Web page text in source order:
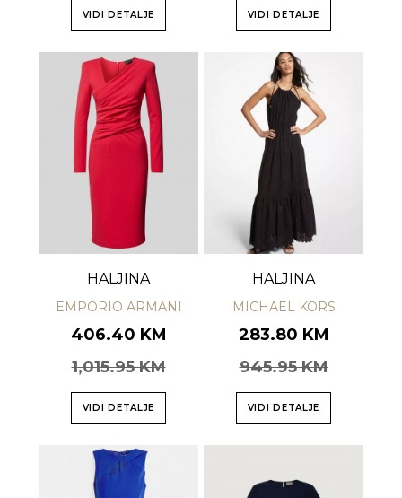
VIDI DETALJE VIDI DETALJE
HALJINA
EMPORIO ARMANI
406.40 KM
1,015.95 KM
VIDI DETALJE
HALJINA
MICHAEL KORS
283.80 KM
945.95 KM
VIDI DETALJE